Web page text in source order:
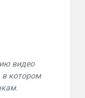
видео
в котором